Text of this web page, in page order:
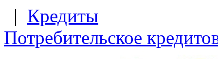
| Кредиты
Потребительское